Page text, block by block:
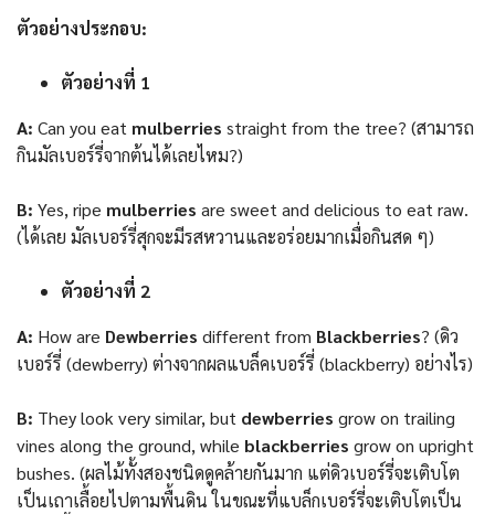
ตัวอย่างประกอบ:
ตัวอย่างที่ 1
A: Can you eat mulberries straight from the tree? (สามารถ
กินมัลเบอร์รี่จากต้นได้เลยไหม?)
B: Yes, ripe mulberries are sweet and delicious to eat raw.
(ได้เลย มัลเบอร์รี่สุกจะมีรสหวานและอร่อยมากเมื่อกินสด ๆ)
ตัวอย่างที่ 2
A: How are Dewberries different from Blackberries? (ดิว
เบอร์รี่ (dewberry) ต่างจากผลแบล็คเบอร์รี่ (blackberry) อย่างไร)
B: They look very similar, but dewberries grow on trailing
vines along the ground, while blackberries grow on upright
bushes. (ผลไม้ทั้งสองชนิดดูคล้ายกันมาก แต่ดิวเบอร์รี่จะเติบโต
เป็นเถาเลื้อยไปตามพื้นดิน ในขณะที่แบล็กเบอร์รี่จะเติบโตเป็น